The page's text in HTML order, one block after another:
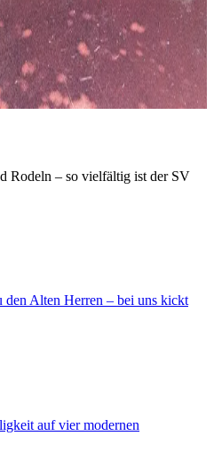
in der Saison 2026/27
Spielplan ist da: Auftakt am 25.
– und da...
Rodeln – so vielfältig ist der SV
Alten Herren – bei uns kickt
auf vier modernen